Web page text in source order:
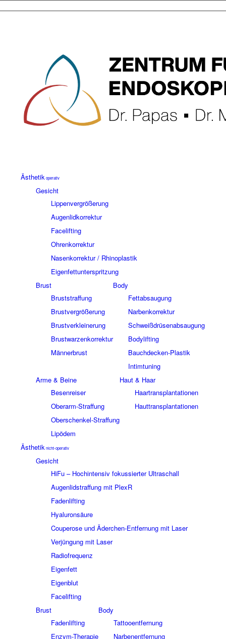
Ästhetik operativ
Gesicht
Lippenvergrößerung
Augenlidkorrektur
Facelifting
Ohrenkorrektur
Nasenkorrektur / Rhinoplastik
Eigenfettunterspritzung
Brust
Bruststraffung
Brustvergrößerung
Brustverkleinerung
Brustwarzenkorrektur
Männerbrust
Body
Fettabsaugung
Narbenkorrektur
Schweißdrüsenabsaugung
Bodylifting
Bauchdecken-Plastik
Intimtuning
Arme & Beine
Besenreiser
Oberarm-Straffung
Oberschenkel-Straffung
Lipödem
Haut & Haar
Haartransplantationen
Hauttransplantationen
Ästhetik nicht-operativ
Gesicht
HiFu – Hochintensiv fokussierter Ultraschall
Augenlidstraffung mit PlexR
Fadenlifting
Hyaluronsäure
Couperose und Äderchen-Entfernung mit Laser
Verjüngung mit Laser
Radiofrequenz
Eigenfett
Eigenblut
Facelifting
Brust
Fadenlifting
Enzym-Therapie
Body
Tattooentfernung
Narbenentfernung